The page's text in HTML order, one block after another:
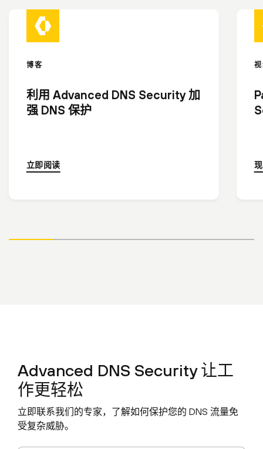
博客
利用 Advanced DNS Security 加
强 DNS 保护
立即阅读
Advanced DNS Security 让工
作更轻松
立即联系我们的专家，了解如何保护您的 DNS 流量免
受复杂威胁。